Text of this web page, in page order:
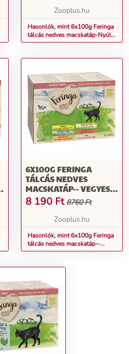
Zooplus.hu
Hasonlók, mint 6x100g Feringa
tálcás nedves macskatáp-Nyúl
& pulyka
6X100G FERINGA
TÁLCÁS NEDVES
MACSKATÁP-- VEGYES
CSOMAG II (6 FAJTÁVAL)
8 190 Ft 8760 Ft
Zooplus.hu
Hasonlók, mint 6x100g Feringa
tálcás nedves macskatáp--
Vegyes csomag II (6 fajtával)